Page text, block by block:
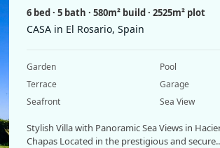
6bed · 5bath · 580m² build· 2525m² plot
CASA in El Rosario, Spain
Garden
Pool
Terrace
Garage
Seafront
Sea View
Stylish Villa with Panoramic Sea Views in
Chapas Located in the prestigious and